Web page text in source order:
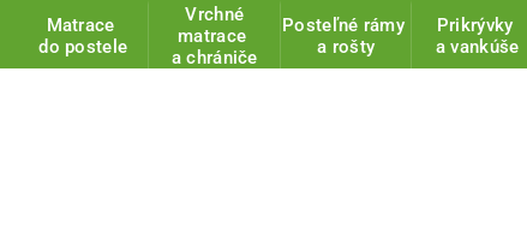
Matrace
do postele
Vrchné
matrace
a chrániče
Posteľné rámy
a rošty
Prikrývky
a vankúše